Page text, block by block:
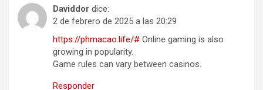
Daviddor dice:
2 de febrero de 2025 a las 20:29
https://phmacao.life/# Online gaming is also
growing in popularity.
Game rules can vary between casinos.
Responder